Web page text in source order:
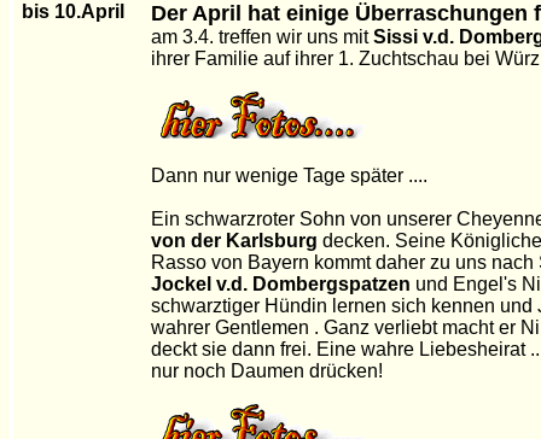
bis 10.April Der April hat einige Überraschungen
am 3.4. treffen wir uns mitSissi v.d.
ihrer Familie auf ihrer 1. Zuchtschau bei
Dann nur wenige Tage später ....
Ein schwarzroter Sohn von unserer
von der Karlsburg decken. Seine
Rasso von Bayern kommt daher zu uns nach
Jockel v.d. Dombergspatzen und Engel's
schwarztiger Hündin lernen sich kennen und
wahrer Gentlemen . Ganz verliebt macht er
deckt sie dann frei. Eine wahre Liebesheirat
nur noch Daumen drücken!